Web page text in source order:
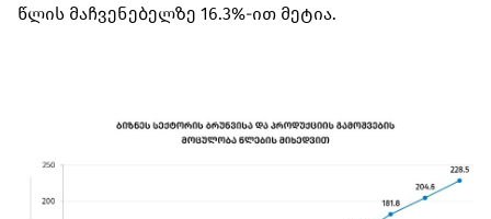
წლის მაჩვენებელზე 16.3%-ით მეტია.